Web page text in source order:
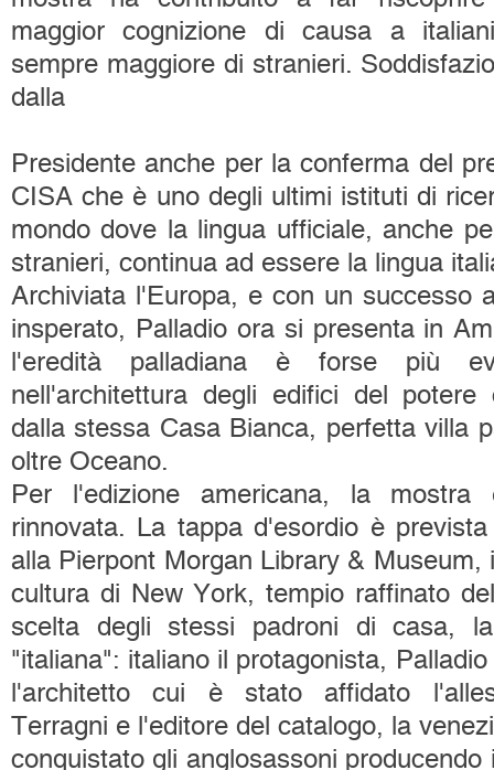
maggior cognizione di causa a
sempre maggiore di stranieri.
dalla
Presidente anche per la conferma del
CISA che è uno degli ultimi istituti di
mondo dove la lingua ufficiale, anche
stranieri, continua ad essere la lingua
Archiviata l'Europa, e con un successo
insperato, Palladio ora si presenta in
l'eredità palladiana è forse più
nell'architettura degli edifici del potere
dalla stessa Casa Bianca, perfetta villa
oltre Oceano.
Per l'edizione americana, la mostra
rinnovata. La tappa d'esordio è
alla Pierpont Morgan Library & Museum,
cultura di New York, tempio raffinato
scelta degli stessi padroni di casa,
"italiana": italiano il protagonista,
l'architetto cui è stato affidato
Terragni e l'editore del catalogo, la
conquistato gli anglosassoni